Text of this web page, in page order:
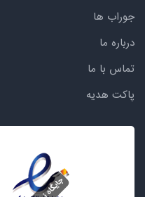
جوراب ها
درباره ما
تماس با ما
پاکت هدیه